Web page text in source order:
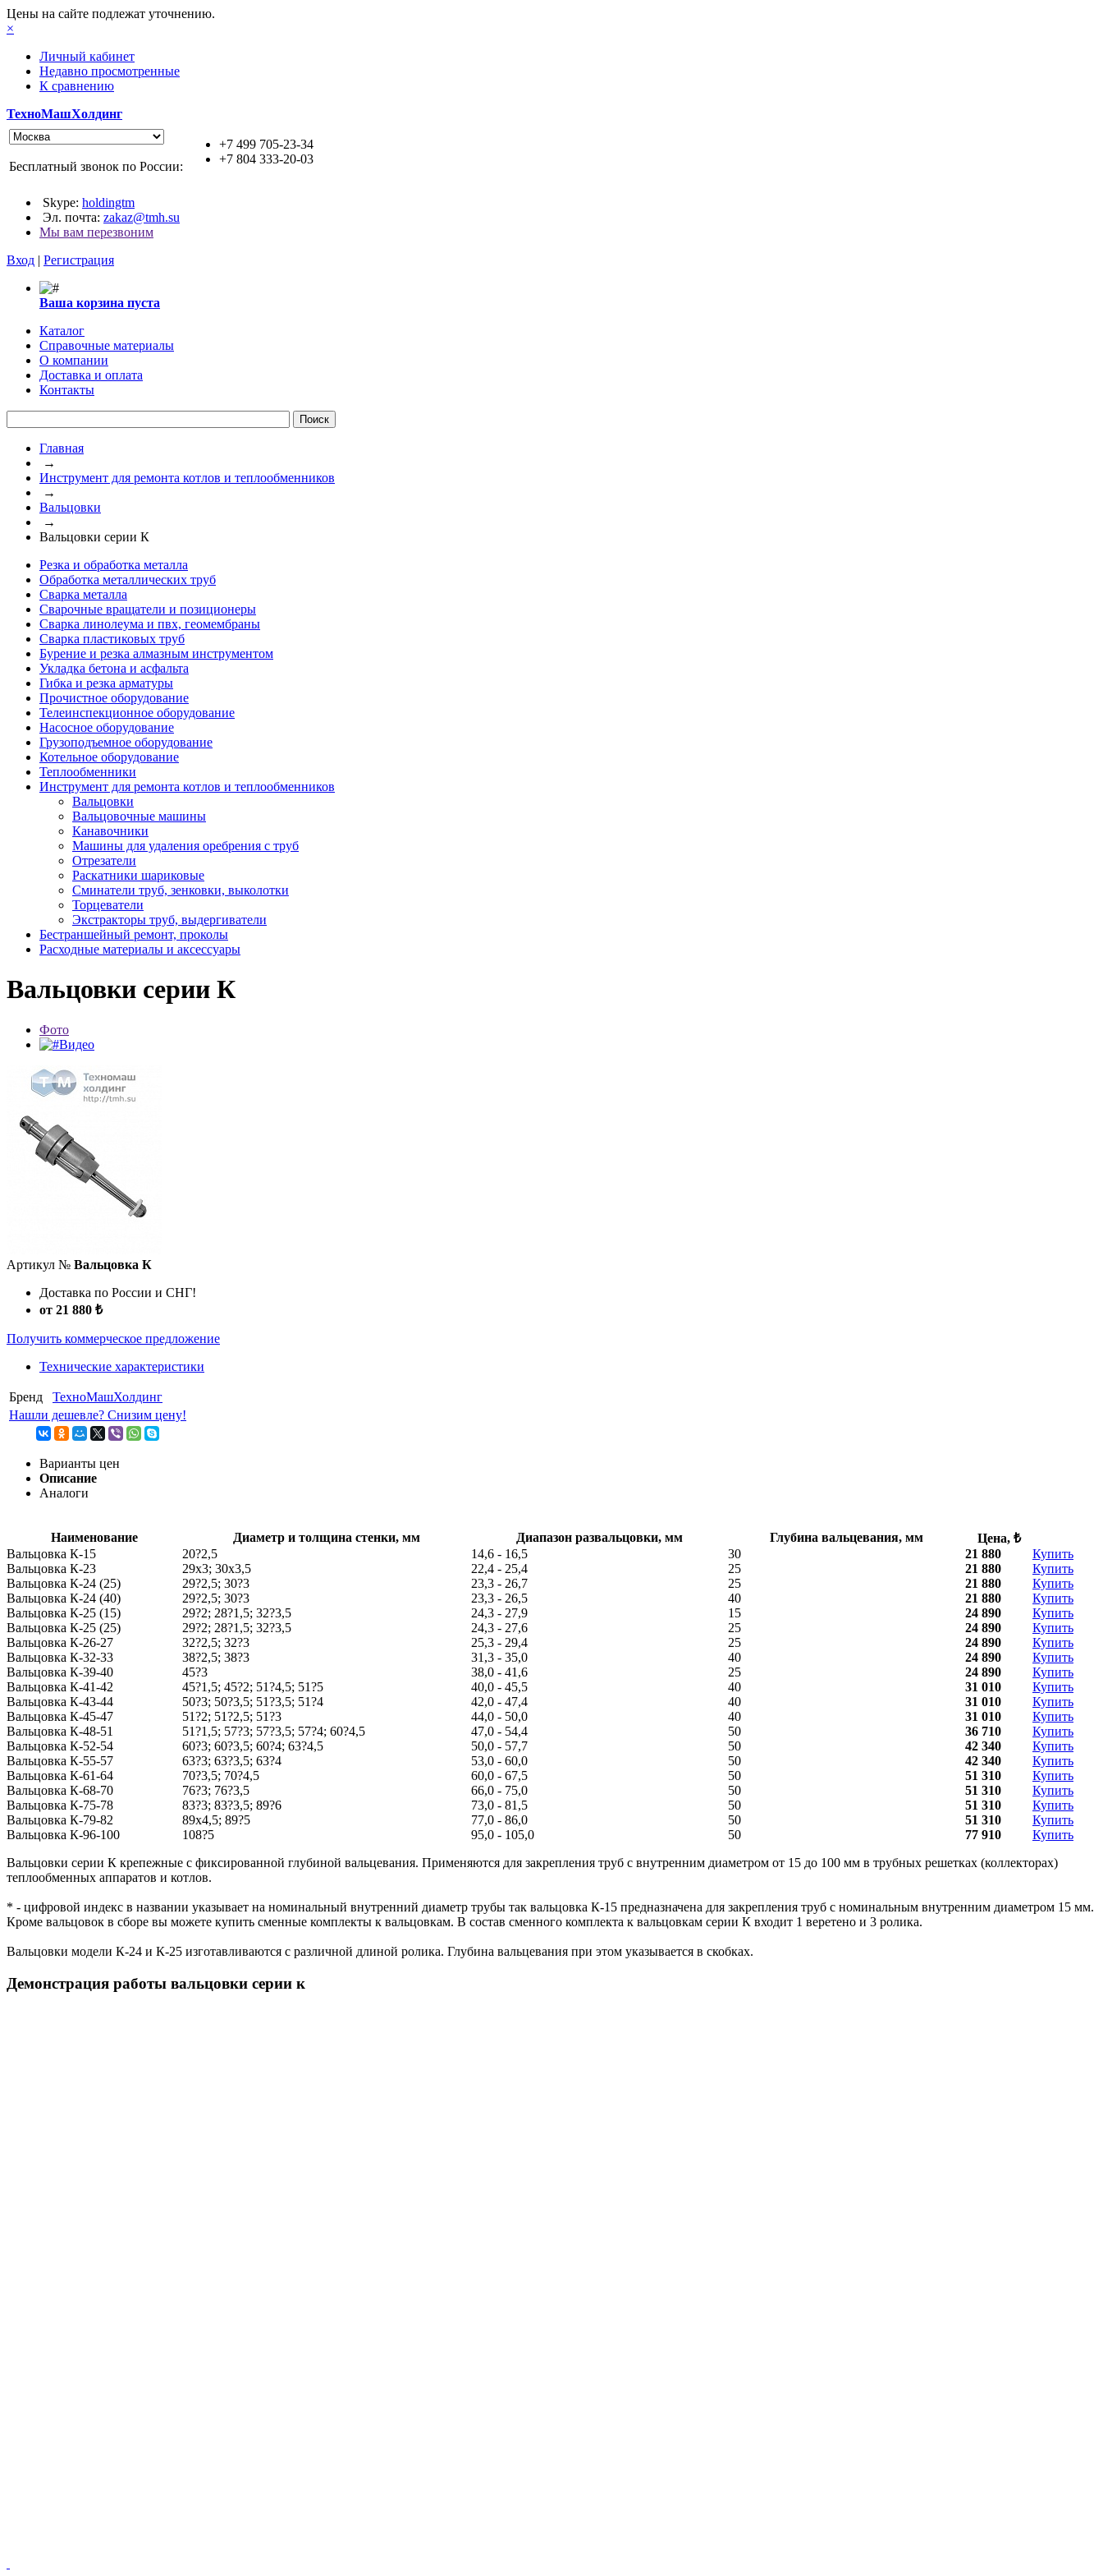
Цены на сайте подлежат уточнению.
×
Личный кабинет
Недавно просмотренные
К сравнению
ТехноМашХолдинг
+7 499 705-23-34
+7 804 333-20-03
Бесплатный звонок по России:
Skype: holdingtm
Эл. почта: zakaz@tmh.su
Мы вам перезвоним
Вход | Регистрация
Ваша корзина пуста
Каталог
Справочные материалы
О компании
Доставка и оплата
Контакты
Главная
→
Инструмент для ремонта котлов и теплообменников
→
Вальцовки
→
Вальцовки серии К
Резка и обработка металла
Обработка металлических труб
Сварка металла
Сварочные вращатели и позиционеры
Сварка линолеума и пвх, геомембраны
Сварка пластиковых труб
Бурение и резка алмазным инструментом
Укладка бетона и асфальта
Гибка и резка арматуры
Прочистное оборудование
Телеинспекционное оборудование
Насосное оборудование
Грузоподъемное оборудование
Котельное оборудование
Теплообменники
Инструмент для ремонта котлов и теплообменников
Вальцовки
Вальцовочные машины
Канавочники
Машины для удаления оребрения c труб
Отрезатели
Раскатники шариковые
Сминатели труб, зенковки, выколотки
Торцеватели
Экстракторы труб, выдергиватели
Бестраншейный ремонт, проколы
Расходные материалы и аксессуары
Вальцовки серии К
Фото
Видео
Артикул № Вальцовка К
Доставка по России и СНГ!
от 21 880 ₺
Получить коммерческое предложение
Технические характеристики
Бренд
ТехноМашХолдинг
Нашли дешевле? Снизим цену!
Варианты цен
Описание
Аналоги
Наименование Диаметр и толщина стенки, мм Диапазон развальцовки, мм Глубина вальцевания, мм
Цена, ₺
Вальцовка К-15
20?2,5 14,6 - 16,5 30 21 880
Купить
Вальцовка К-23
29x3; 30x3,5 22,4 - 25,4 25 21 880
Купить
Вальцовка К-24 (25)
29?2,5; 30?3 23,3 - 26,7 25 21 880
Купить
Вальцовка К-24 (40)
29?2,5; 30?3 23,3 - 26,5 40 21 880
Купить
Вальцовка К-25 (15)
29?2; 28?1,5; 32?3,5 24,3 - 27,9 15 24 890
Купить
Вальцовка К-25 (25)
29?2; 28?1,5; 32?3,5 24,3 - 27,6 25 24 890
Купить
Вальцовка К-26-27
32?2,5; 32?3 25,3 - 29,4 25 24 890
Купить
Вальцовка К-32-33
38?2,5; 38?3 31,3 - 35,0 40 24 890
Купить
Вальцовка К-39-40
45?3 38,0 - 41,6 25 24 890
Купить
Вальцовка К-41-42
45?1,5; 45?2; 51?4,5; 51?5 40,0 - 45,5 40 31 010
Купить
Вальцовка К-43-44
50?3; 50?3,5; 51?3,5; 51?4 42,0 - 47,4 40 31 010
Купить
Вальцовка К-45-47
51?2; 51?2,5; 51?3 44,0 - 50,0 40 31 010
Купить
Вальцовка К-48-51
51?1,5; 57?3; 57?3,5; 57?4; 60?4,5 47,0 - 54,4 50 36 710
Купить
Вальцовка К-52-54
60?3; 60?3,5; 60?4; 63?4,5 50,0 - 57,7 50 42 340
Купить
Вальцовка К-55-57
63?3; 63?3,5; 63?4 53,0 - 60,0 50 42 340
Купить
Вальцовка К-61-64
70?3,5; 70?4,5 60,0 - 67,5 50 51 310
Купить
Вальцовка К-68-70
76?3; 76?3,5 66,0 - 75,0 50 51 310
Купить
Вальцовка К-75-78
83?3; 83?3,5; 89?6 73,0 - 81,5 50 51 310
Купить
Вальцовка К-79-82
89x4,5; 89?5 77,0 - 86,0 50 51 310
Купить
Вальцовка К-96-100
108?5 95,0 - 105,0 50 77 910
Купить
Вальцовки серии К крепежные с фиксированной глубиной вальцевания. Применяются для закрепления труб с внутренним диаметром от 15 до 100 мм в трубных решетках (коллекторах)
теплообменных аппаратов и котлов.
* - цифровой индекс в названии указывает на номинальный внутренний диаметр трубы так вальцовка К-15 предназначена для закрепления труб с номинальным внутренним диаметром 15 мм.
Кроме вальцовок в сборе вы можете купить сменные комплекты к вальцовкам. В состав сменного комплекта к вальцовкам серии К входит 1 веретено и 3 ролика.
Вальцовки модели К-24 и К-25 изготавливаются с различной длиной ролика. Глубина вальцевания при этом указывается в скобках.
Демонстрация работы вальцовки серии к